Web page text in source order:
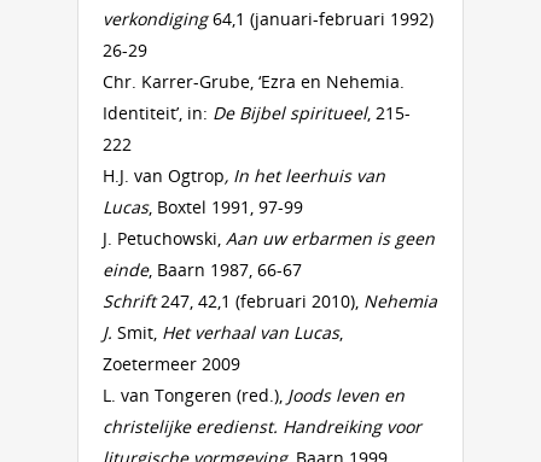
verkondiging64,1 (januari-februari 1992)
26-29
Chr. Karrer-Grube, ‘Ezra en Nehemia.
Identiteit’, in: De Bijbel spiritueel, 215-
222
H.J. van Ogtrop, In het leerhuis van
Lucas, Boxtel 1991, 97-99
J. Petuchowski, Aan uw erbarmen is geen
einde, Baarn 1987, 66-67
Schrift247, 42,1 (februari 2010), Nehemia
J. Smit, Het verhaal van Lucas,
Zoetermeer 2009
L. van Tongeren (red.), Joods leven en
christelijke eredienst. Handreiking voor